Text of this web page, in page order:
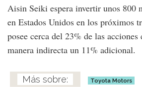
Aisin Seiki espera invertir unos 800
en Estados Unidos en los próximos
posee cerca del 23% de las
manera indirecta un 11% adicional.
Toyota Motors